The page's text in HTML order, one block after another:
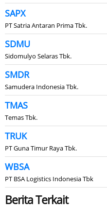
SAPX
PT Satria Antaran Prima Tbk.
SDMU
Sidomulyo Selaras Tbk.
SMDR
Samudera Indonesia Tbk.
TMAS
Temas Tbk.
TRUK
PT Guna Timur Raya Tbk.
WBSA
PT BSA Logistics Indonesia Tbk
Berita Terkait